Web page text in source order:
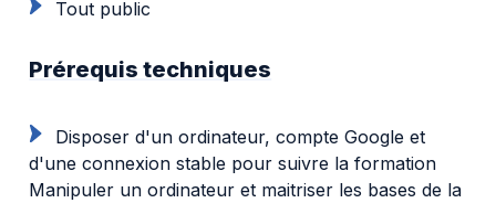
Tout public
Prérequis techniques
Disposer d'un ordinateur, compte Google et
d'une connexion stable pour suivre la formation
Manipuler un ordinateur et maitriser les bases de la